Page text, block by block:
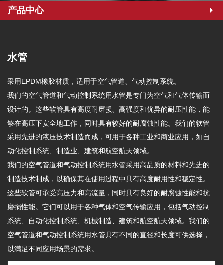
产品中心
水管
采用EPDM橡胶材质，适用于空气管道、气动控制系统。
我们的空气管道和气动控制系统用水管是专门为空气和气体传输而
设计的。这些软管具有高度耐磨损、高强度和优异的耐压性能，能
够在高压下安全地工作，同时具有较好的耐腐蚀性能。我们的软管
采用先进的液压技术制造而成，可用于各种工业和商业应用，如自
动化控制系统、制造业、建筑和航空航天领域。
我们的空气管道和气动控制系统用水管采用高品质的材料和先进的
制造技术制成，以确保其在使用过程中具有高度耐用性和稳定性。
这些软管可承受高压力和高流量，同时具有良好的耐腐蚀性能和抗
磨损性能。它们可以用于各种气体和空气传输应用，包括气动控制
系统、自动化控制系统、机械制造、建筑和航空航天领域。我们的
空气管道和气动控制系统用水管具有不同的直径和长度可供选择，
以满足不同应用场景的需求。